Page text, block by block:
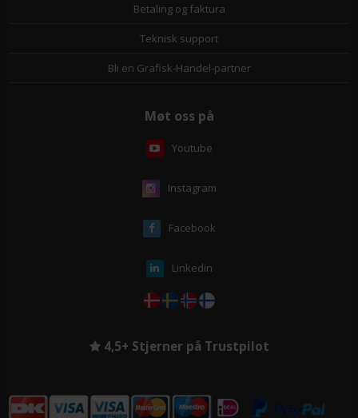
Betaling og faktura
Teknisk support
Bli en Grafisk-Handel-partner
Møt oss på
Youtube
Instagram
Facebook
Linkedin
4,5+ Stjerner på Trustpilot